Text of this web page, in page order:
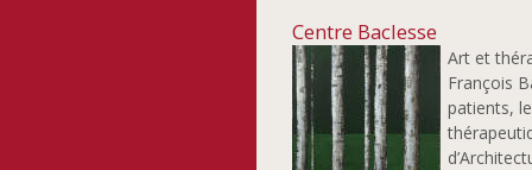
Centre Baclesse
Art et
François
patients,